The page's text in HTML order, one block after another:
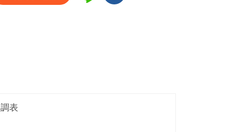
表